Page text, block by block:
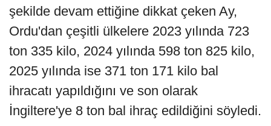
şekilde devam ettiğine dikkat çeken Ay,
Ordu'dan çeşitli ülkelere 2023 yılında 723
ton 335 kilo, 2024 yılında 598 ton 825 kilo,
2025 yılında ise 371 ton 171 kilo bal
ihracatı yapıldığını ve son olarak
İngiltere'ye 8 ton bal ihraç edildiğini söyledi.